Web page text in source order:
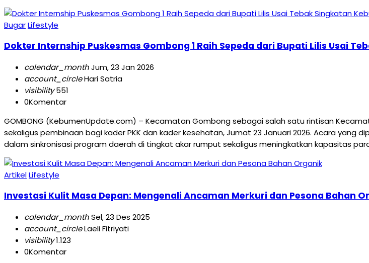
BugarLifestyle
Dokter Internship Puskesmas Gombong 1 Raih Sepeda dari Bupati Lilis Usai
calendar_monthJum, 23 Jan 2026
account_circleHari Satria
visibility551
0Komentar
GOMBONG (KebumenUpdate.com) – Kecamatan Gombong sebagai salah satu rintisan
sekaligus pembinaan bagi kader PKK dan kader kesehatan, Jumat 23 Januari 2026. Acara
dalam sinkronisasi program daerah di tingkat akar rumput sekaligus meningkatkan kapasitas
ArtikelLifestyle
Investasi Kulit Masa Depan: Mengenali Ancaman Merkuri dan Pesona Bahan
calendar_monthSel, 23 Des 2025
account_circleLaeli Fitriyati
visibility1.123
0Komentar